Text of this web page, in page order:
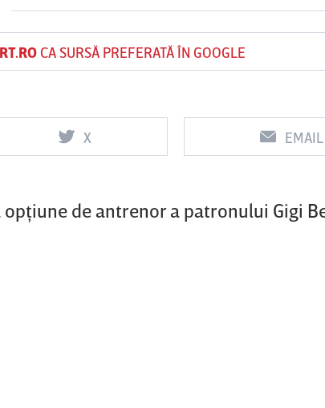
CA SURSĂ PREFERATĂ ÎN GOOGLE
X EMAIL
de antrenor a patronului Gigi
FCSB UTA Arad
0
Vs
Rapid
0